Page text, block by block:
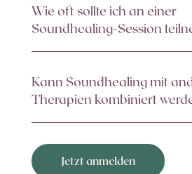
Wie oft sollte ich an einer
Soundhealing-Session
Kann Soundhealing mit
Therapien kombiniert
Jetzt anmelden